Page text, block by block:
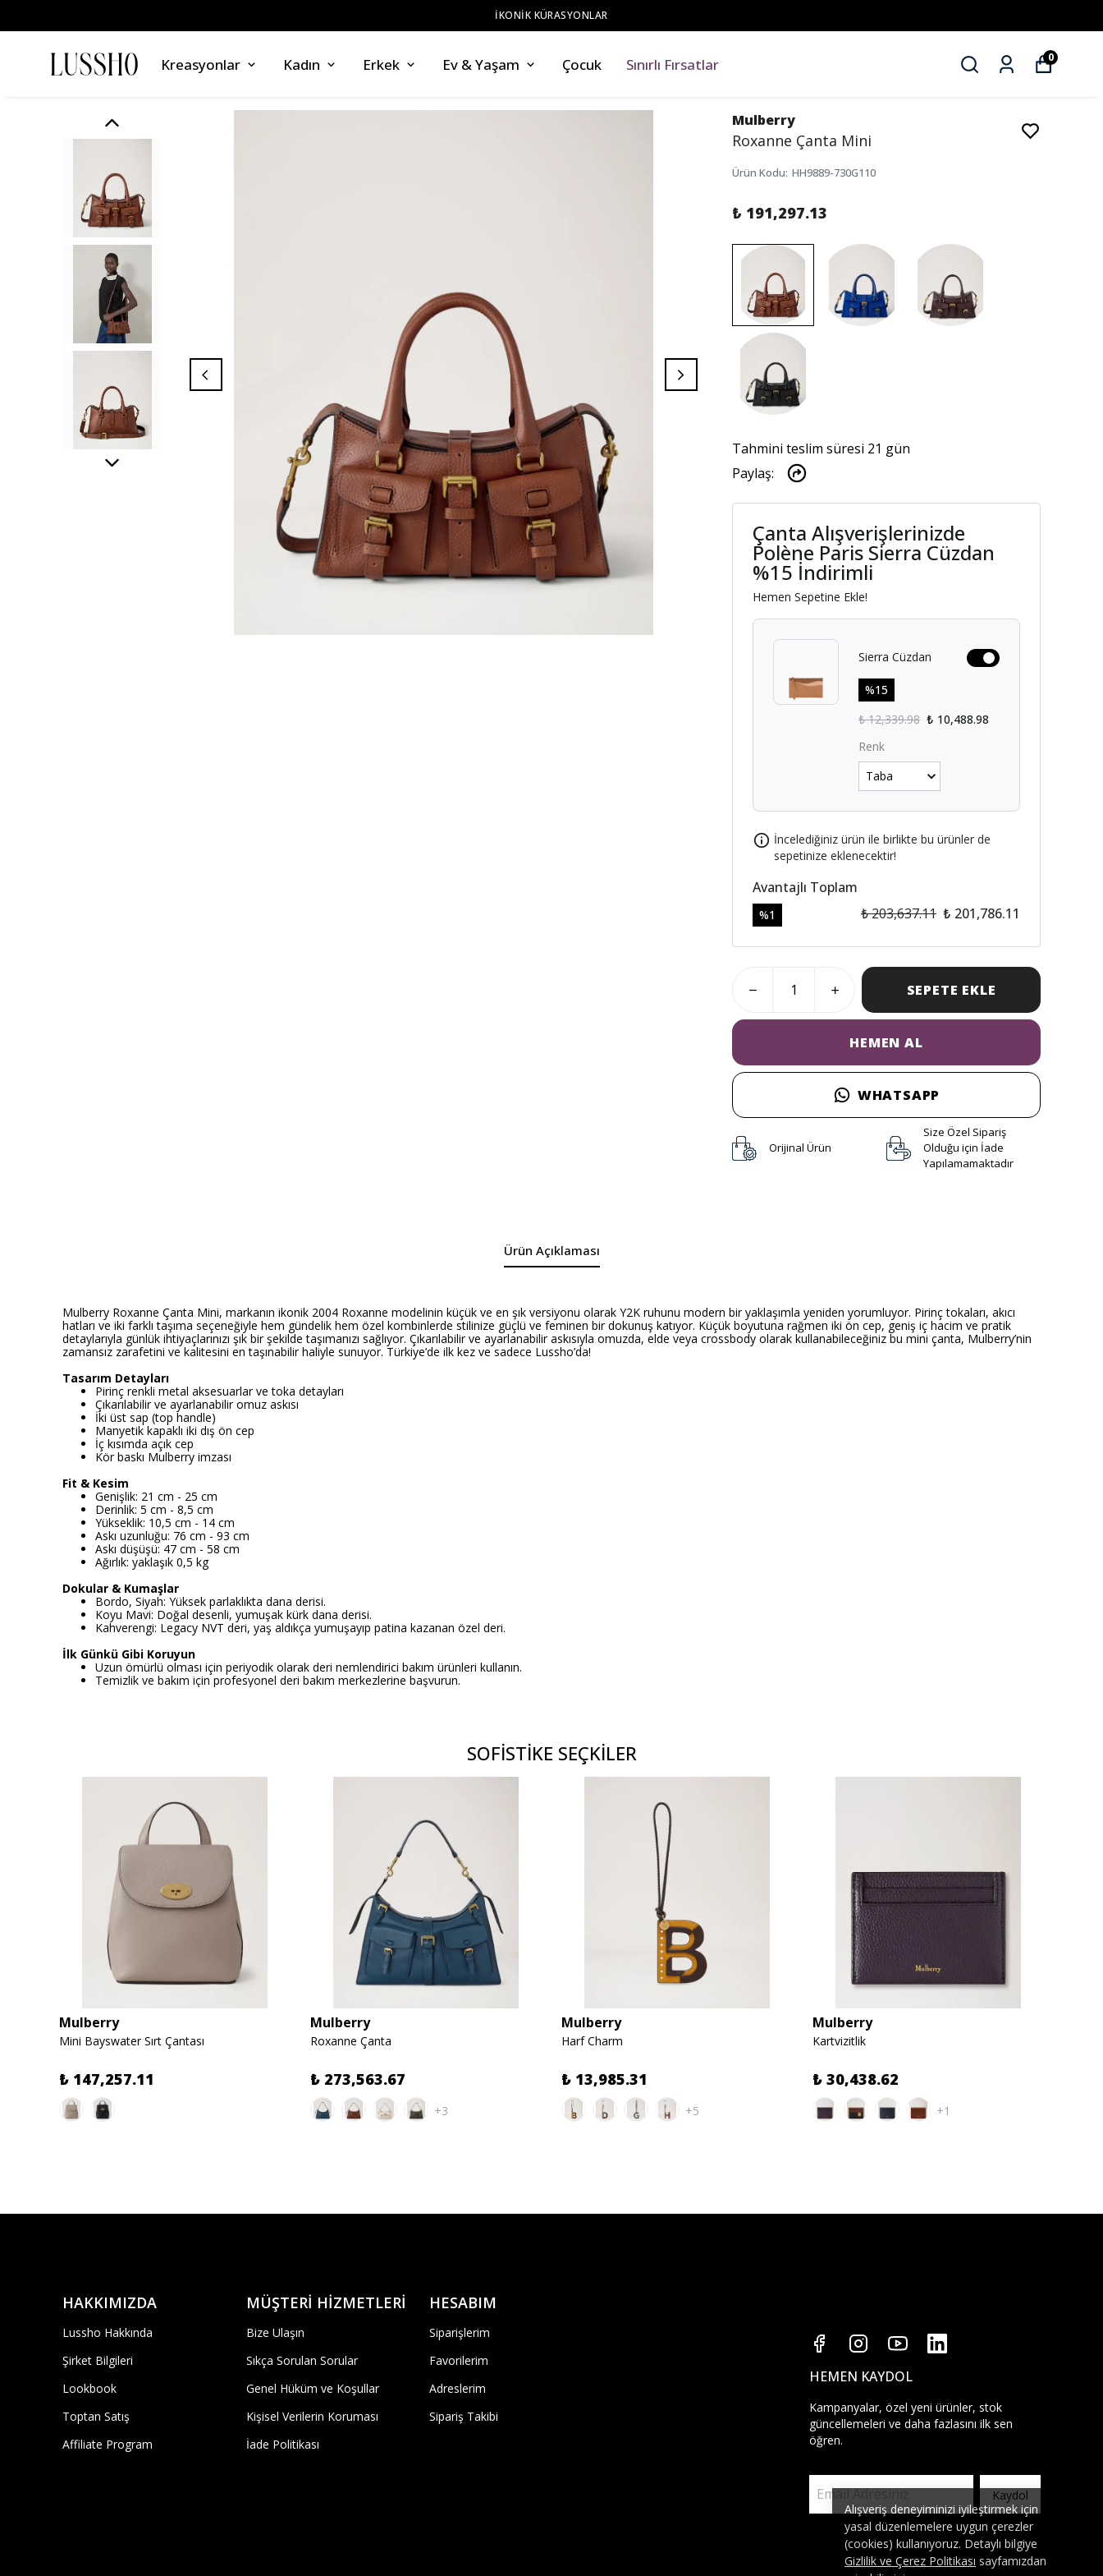
ZAHMETSİZ STİL
Kreasyonlar Kadın Erkek Ev & Yaşam Çocuk Sınırlı Fırsatlar 0
Alışveriş deneyiminizi iyileştirmek için
yasal düzenlemelere uygun çerezler
(cookies) kullanıyoruz. Detaylı bilgiye
Gizlilik ve Çerez Politikası sayfamızdan
Mulberry
Roxanne Çanta Mini
Ürün Kodu: HH9889-730G110
₺ 191,297.13
Tahmini teslim süresi 21 gün
Paylaş:
Çanta Alışverişlerinizde
Polène Paris Sierra Cüzdan
%15 İndirimli
Hemen Sepetine Ekle!
Sierra Cüzdan
%15
₺ 12,339.98 ₺ 10,488.98
Renk
İncelediğiniz ürün ile birlikte bu ürünler de
sepetinize eklenecektir!
Avantajlı Toplam
%1 ₺ 203,637.11 ₺ 201,786.11
SEPETE EKLE
HEMEN AL
WHATSAPP
Orijinal Ürün
Size Özel Sipariş
Olduğu için İade
Yapılamamaktadır
Ürün Açıklaması
Mulberry Roxanne Çanta Mini, markanın ikonik 2004 Roxanne modelinin küçük ve en şık versiyonu olarak Y2K ruhunu modern bir yaklaşımla yeniden yorumluyor. Pirinç tokaları, akıcı
hatları ve iki farklı taşıma seçeneğiyle hem gündelik hem özel kombinlerde stilinize güçlü ve feminen bir dokunuş katıyor. Küçük boyutuna rağmen iki ön cep, geniş iç hacim ve pratik
detaylarıyla günlük ihtiyaçlarınızı şık bir şekilde taşımanızı sağlıyor. Çıkarılabilir ve ayarlanabilir askısıyla omuzda, elde veya crossbody olarak kullanabileceğiniz bu mini çanta, Mulberry’nin
zamansız zarafetini ve kalitesini en taşınabilir haliyle sunuyor. Türkiye’de ilk kez ve sadece Lussho’da!
Tasarım Detayları
Pirinç renkli metal aksesuarlar ve toka detayları
Çıkarılabilir ve ayarlanabilir omuz askısı
İki üst sap (top handle)
Manyetik kapaklı iki dış ön cep
İç kısımda açık cep
Kör baskı Mulberry imzası
Fit & Kesim
Genişlik: 21 cm - 25 cm
Derinlik: 5 cm - 8,5 cm
Yükseklik: 10,5 cm - 14 cm
Askı uzunluğu: 76 cm - 93 cm
Askı düşüşü: 47 cm - 58 cm
Ağırlık: yaklaşık 0,5 kg
Dokular & Kumaşlar
Bordo, Siyah: Yüksek parlaklıkta dana derisi.
Koyu Mavi: Doğal desenli, yumuşak kürk dana derisi.
Kahverengi: Legacy NVT deri, yaş aldıkça yumuşayıp patina kazanan özel deri.
İlk Günkü Gibi Koruyun
Uzun ömürlü olması için periyodik olarak deri nemlendirici bakım ürünleri kullanın.
Temizlik ve bakım için profesyonel deri bakım merkezlerine başvurun.
SOFİSTİKE SEÇKİLER
Mulberry
Mini Bayswater Sırt Çantası
₺ 147,257.11
Mulberry
Roxanne Çanta
₺ 273,563.67
+3
Mulberry
Harf Charm
₺ 13,985.31
+5
Mulberry
Kartvizitlik
₺ 30,438.62
+1
HAKKIMIZDA
Lussho Hakkında
Şirket Bilgileri
Lookbook
Toptan Satış
Affiliate Program
MÜŞTERİ HİZMETLERİ
Bize Ulaşın
Sıkça Sorulan Sorular
Genel Hüküm ve Koşullar
Kişisel Verilerin Koruması
İade Politikası
HESABIM
Siparişlerim
Favorilerim
Adreslerim
Sipariş Takibi
HEMEN KAYDOL
Kampanyalar, özel yeni ürünler, stok
güncellemeleri ve daha fazlasını ilk sen
öğren.
Kaydol